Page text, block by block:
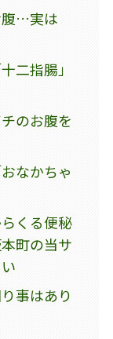
腹…実は
二指腸」
のお腹を
なかちゃ
くる便秘
町の当サ
事はあり